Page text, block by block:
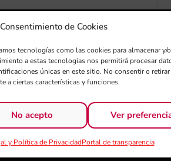
de Cookies
tecnologías como las cookies para almacenar y/
a estas tecnologías nos permitirá procesar
únicas en este sitio. No consentir o
a ciertas características y funciones.
No acepto Ver
y Política de PrivacidadPortal de transparencia
iCal / Outlook